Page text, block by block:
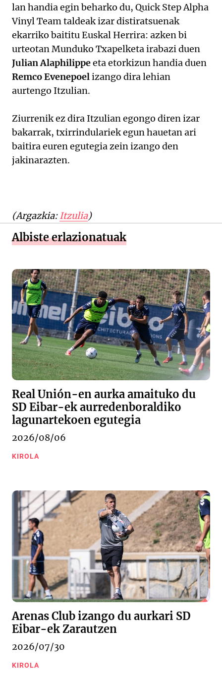
lan handia egin beharko du, Quick Step Alpha
Vinyl Team taldeak izar distiratsuenak
ekarriko baititu Euskal Herrira: azken bi
urteotan Munduko Txapelketa irabazi duen
Julian Alaphilippeeta etorkizun handia duen
Remco Evenepoelizango dira lehian
aurtengo Itzulian.
Ziurrenik ez dira Itzulian egongo diren izar
bakarrak, txirrindulariek egun hauetan ari
baitira euren egutegia zein izango den
jakinarazten.
(Argazkia:Itzulia)
Albiste erlazionatuak
Real Unión-en aurka amaituko du
SD Eibar-ek aurredenboraldiko
lagunartekoen egutegia
2026/08/06
KIROLA
Arenas Club izango du aurkari SD
Eibar-ek Zarautzen
2026/07/30
KIROLA